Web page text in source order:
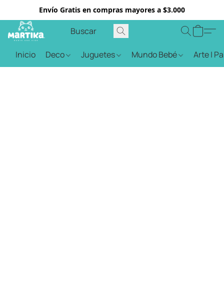
Envío Gratis en compras mayores a $3.000
Inicio Deco Juguetes Mundo Bebé Arte |